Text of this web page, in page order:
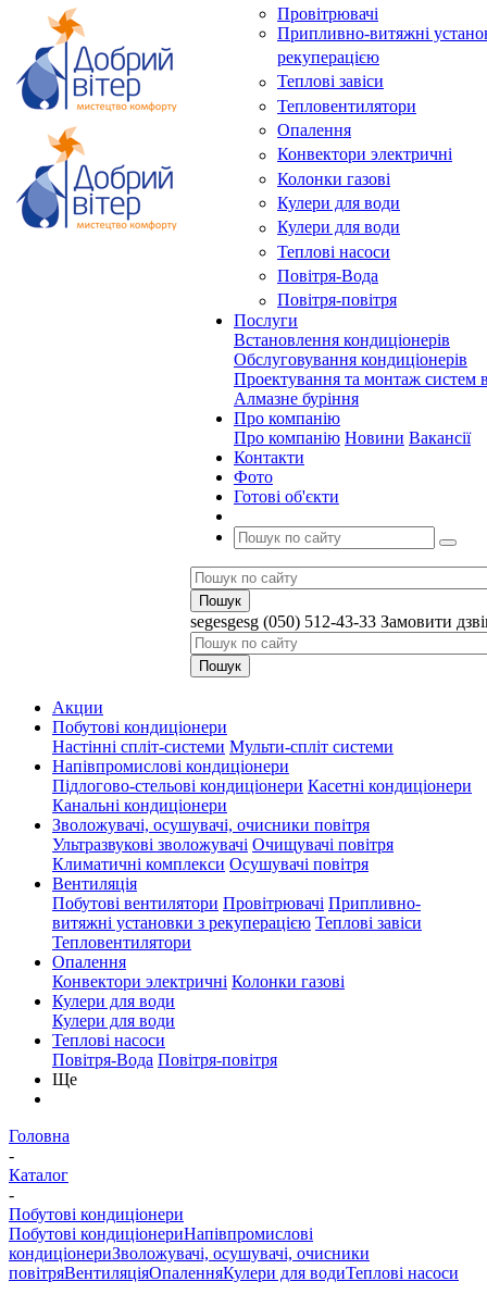
Провітрювачі
Припливно-витяжні
рекуперацією
Теплові завіси
Тепловентилятори
Опалення
Конвектори электричні
Колонки газові
Кулери для води
Кулери для води
Теплові насоси
Повітря-Вода
Повітря-повітря
Послуги
Встановлення кондиціонерів
Обслуговування кондиціонерів
Проектування та монтаж систем
Алмазне буріння
Про компанію
Про компанію Новини Вакансії
Контакти
Фото
Готові об'єкти
segesgesg (050) 512-43-33 Замовити
Акции
Побутові кондиціонери
Настінні спліт-системи Мульти-спліт системи
Напівпромислові кондиціонери
Підлогово-стельові кондиціонери Касетні кондиціонери
Канальні кондиціонери
Зволожувачі, осушувачі, очисники повітря
Ультразвукові зволожувачі Очищувачі повітря
Климатичні комплекси Осушувачі повітря
Вентиляція
Побутові вентилятори Провітрювачі Припливно-
витяжні установки з рекуперацією Теплові завіси
Тепловентилятори
Опалення
Конвектори электричні Колонки газові
Кулери для води
Кулери для води
Теплові насоси
Повітря-Вода Повітря-повітря
Ще
Головна
-
Каталог
-
Побутові кондиціонери
Побутові кондиціонериНапівпромислові
кондиціонериЗволожувачі, осушувачі, очисники
повітряВентиляціяОпаленняКулери для водиТеплові насоси